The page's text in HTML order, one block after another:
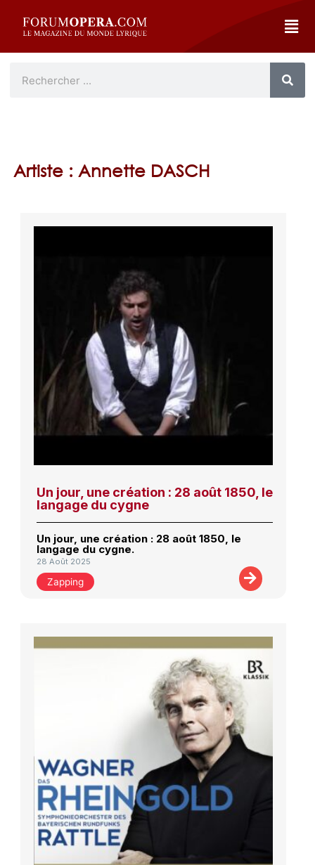
Artiste : Annette DASCH
Un jour, une création : 28 août 1850, le
langage du cygne
Un jour, une création : 28 août 1850, le
langage du cygne.
28 Août 2025
Zapping